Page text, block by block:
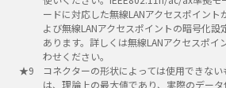
ードに対応した無線LANアクセスポイント
よび無線LANアクセスポイントの暗号化設
あります。詳しくは無線LANアクセスポ
わせください。
コネクターの形状によっては使用できな
は、理論上の最大値であり、実際のデー